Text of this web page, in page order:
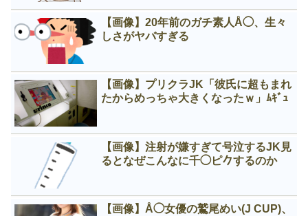
【画像】20年前のガチ素人Å◯、生々
しさがヤバすぎる
【画像】プリクラJK「彼氏に超もまれ
たからめっちゃ大きくなったｗ」ﾑｷﾞｭ
【画像】注射が嫌すぎて号泣するJK見
るとなぜこんなに千◯ピ𠂊するのか
【画像】Å◯女優の鷲尾めい(J CUP)、